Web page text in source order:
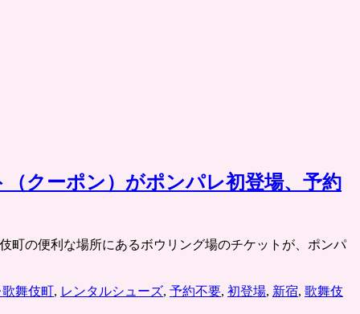
クーポン）がポンパレ初登場、予約
町の便利な場所にあるボウリング場のチケットが、ポンパ
舞伎町, レンタルシューズ, 予約不要, 初登場, 新宿, 歌舞伎